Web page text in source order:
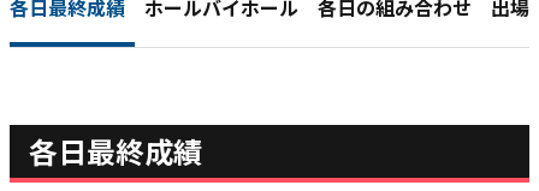
各日最終成績 ホールバイホール 各日の組み合わせ 出場
各日最終成績